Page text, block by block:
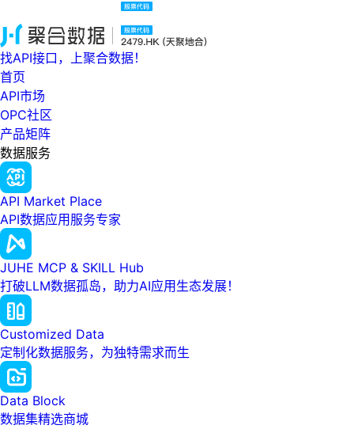
找API接口，上聚合数据！
首页
API市场
OPC社区
产品矩阵
数据服务
API Market Place
API数据应用服务专家
JUHE MCP & SKILL Hub
打破LLM数据孤岛，助力AI应用生态发展！
Customized Data
定制化数据服务，为独特需求而生
Data Block
数据集精选商城